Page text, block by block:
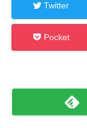
Twitter
Pocket